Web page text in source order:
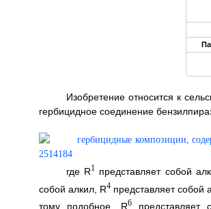
Изобретение относится к
гербицидное соединение
где R1 представляет собой
собой алкил, R4 представляет собой
тому подобное, R6представляет